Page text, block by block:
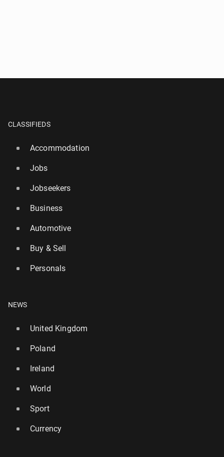
CLASSIFIEDS
Accommodation
Jobs
Jobseekers
Business
Automotive
Buy & Sell
Personals
NEWS
United Kingdom
Poland
Ireland
World
Sport
Currency